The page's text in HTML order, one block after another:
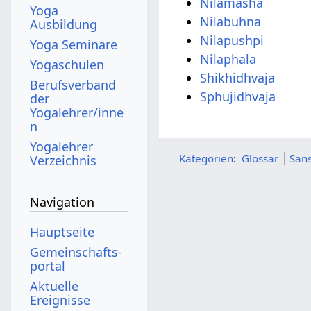
Nilabuhna
Nilapushpi
Nilaphala
Shikhidhvaja
Sphujidhvaja
Kategorien: Glossar
Yoga
Ausbildung
Yoga Seminare
Yogaschulen
Berufsverband
der
Yogalehrer/inne
n
Yogalehrer
Verzeichnis
Navigation
Hauptseite
Gemeinschafts­
portal
Aktuelle
Ereignisse